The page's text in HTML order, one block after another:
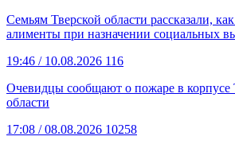
Семьям Тверской области рассказали,
алименты при назначении социальных
19:46 / 10.08.2026 116
Очевидцы сообщают о пожаре в
области
17:08 / 08.08.2026 10258